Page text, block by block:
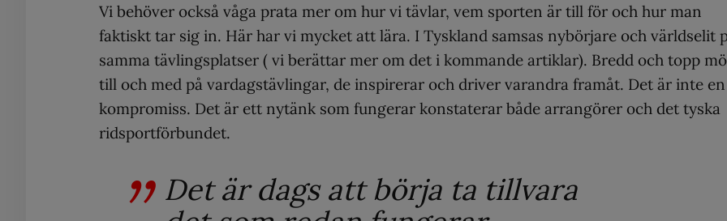
Vi behöver också våga prata mer om hur vi tävlar, vem sporten är till för och hur man
faktiskt tar sig in. Här har vi mycket att lära. I Tyskland samsas nybörjare och världselit
samma tävlingsplatser ( vi berättar mer om det i kommande artiklar). Bredd och topp
till och med på vardagstävlingar, de inspirerar och driver varandra framåt. Det är inte en
kompromiss. Det är ett nytänk som fungerar konstaterar både arrangörer och det tyska
ridsportförbundet.
Det är dags att börja ta tillvara